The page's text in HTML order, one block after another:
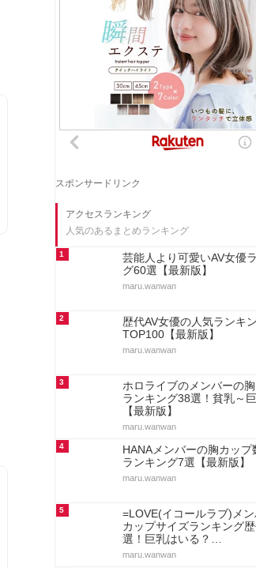
スポンサードリンク
アクセスランキング
人気のあるまとめランキング
1
芸能人より可愛いAV女優
グ60選【最新版】
maru.wanwan
2
歴代AV女優の人気ランキ
TOP100【最新版】
maru.wanwan
3
ホロライブのメンバーの
ランキング38選！貧乳～
【最新版】
maru.wanwan
4
HANAメンバーの胸カップ
ランキング7選【最新版】
maru.wanwan
5
=LOVE(イコールラブ)メ
カップサイズランキング
選！巨乳はいる？…
maru.wanwan